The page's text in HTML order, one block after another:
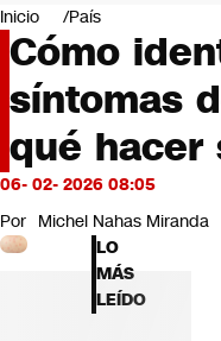
Negocios
Deportes
Programas completos
Cultura
Servicios
Bits
CNN Data
CNN tiempo
Futuro 360
Opinión
Inicio País
Cómo
síntomas
qué hacer
06- 02- 2026 08:05
Por Michel Nahas Miranda
LO
MÁS
LEÍDO